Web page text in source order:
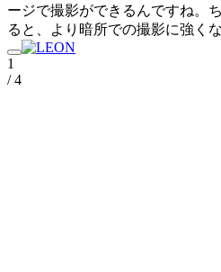
ージで撮影ができるんですね。
ると、より暗所での撮影に強く
1
/ 4